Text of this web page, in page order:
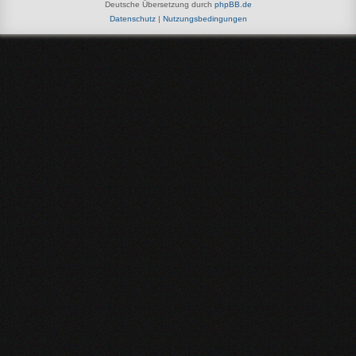
Deutsche Übersetzung durch phpBB.de
Datenschutz| Nutzungsbedingungen